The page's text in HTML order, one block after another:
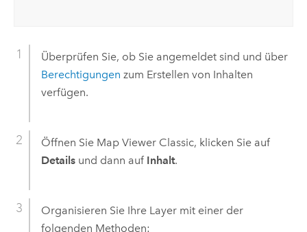
Überprüfen Sie, ob Sie angemeldet sind und über
Berechtigungen zum Erstellen von Inhalten
verfügen.
Öffnen Sie Map Viewer Classic, klicken Sie auf
Detailsund dann auf Inhalt.
Organisieren Sie Ihre Layer mit einer der
folgenden Methoden: